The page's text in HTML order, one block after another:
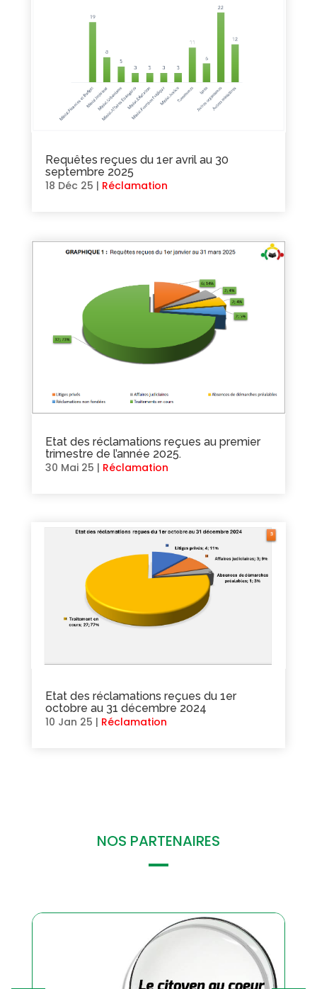
Requêtes reçues du 1er avril au 30
septembre 2025
18 Déc 25 | Réclamation
Etat des réclamations reçues au premier
trimestre de l’année 2025.
30 Mai 25 | Réclamation
Etat des réclamations reçues du 1er
octobre au 31 décembre 2024
10 Jan 25 | Réclamation
NOS PARTENAIRES